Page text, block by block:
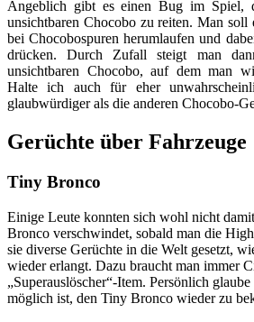
Angeblich gibt es einen Bug im Spiel,
unsichtbaren Chocobo zu reiten. Man soll
bei Chocobospuren herumlaufen und
drücken. Durch Zufall steigt man
unsichtbaren Chocobo, auf dem man
Halte ich auch für eher
glaubwürdiger als die anderen Chocobo-
Gerüchte über Fahrzeuge
Tiny Bronco
Einige Leute konnten sich wohl nicht
Bronco verschwindet, sobald man die
sie diverse Gerüchte in die Welt gesetzt,
wieder erlangt. Dazu braucht man immer
„Superauslöscher“-Item. Persönlich
möglich ist, den Tiny Bronco wieder zu